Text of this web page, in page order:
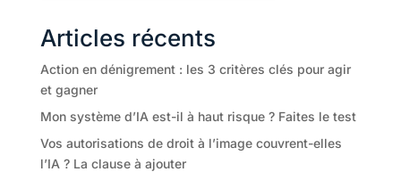
Articles récents
Action en dénigrement : les 3 critères clés pour agir
et gagner
Mon système d’IA est-il à haut risque ? Faites le test
Vos autorisations de droit à l’image couvrent-elles
l’IA ? La clause à ajouter